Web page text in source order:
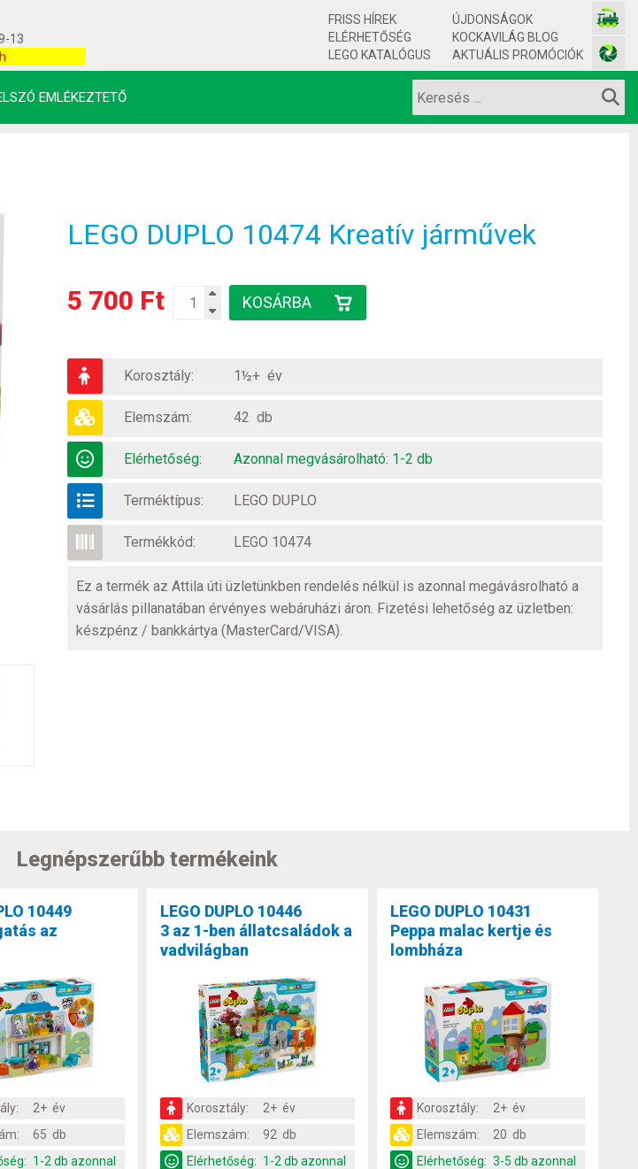
13
FRISS HÍREK
ELÉRHETŐSÉG
LEGO KATALÓGUS
ÚJDONSÁGOK
KOCKAVILÁG BLOG
AKTUÁLIS PROMÓCIÓK
EMLÉKEZTETŐ
LEGO DUPLO 10474 Kreatív járművek
5 700 Ft
Korosztály: 1½+ év
Elemszám: 42 db
Elérhetőség: Azonnal megvásárolható: 1-2 db
Terméktípus: LEGO DUPLO
Termékkód: LEGO 10474
Ez a termék az Attila úti üzletünkben rendelés nélkül is azonnal megávásrolható a
vásárlás pillanatában érvényes webáruházi áron. Fizetési lehetőség az üzletben:
készpénz / bankkártya (MasterCard/VISA).
Legnépszerűbb termékeink
10449
az
2+ év
65 db
1-2 db azonnal
LEGO DUPLO 10446
3 az 1-ben állatcsaládok a
vadvilágban
Korosztály:
2+ év
Elemszám:
92 db
Elérhetőség: 1-2 db azonnal
LEGO DUPLO 10431
Peppa malac kertje és
lombháza
Korosztály:
2+ év
Elemszám:
20 db
Elérhetőség: 3-5 db azonnal